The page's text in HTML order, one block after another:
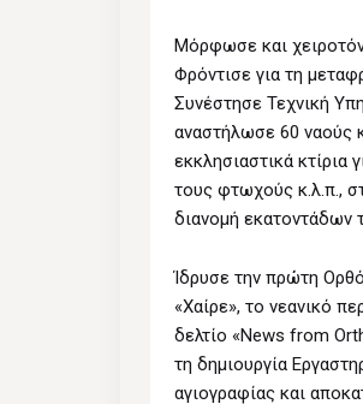
Mόρφωσε και
Φρόντισε για τη
Συνέστησε Τεχνική
αναστήλωσε 60 ναούς
εκκλησιαστικά κτίρια
τους φτωχούς κ.λ.π.,
διανομή εκατοντάδων
Ίδρυσε την πρώτη
«Χαίρε», το νεανικό
δελτίο «News from
τη δημιουργία
αγιογραφίας και